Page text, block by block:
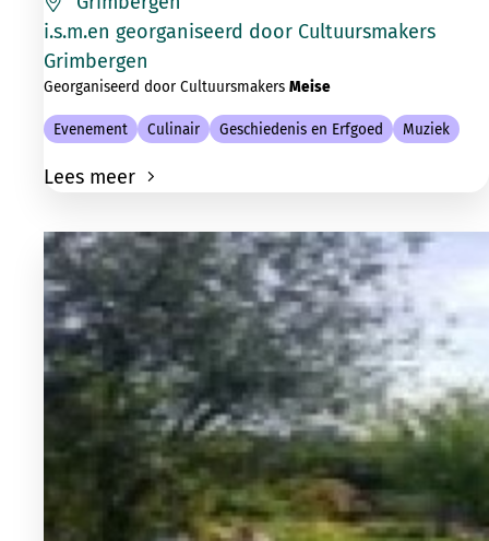
i.s.m.en georganiseerd door Cultuursmakers
Grimbergen
Georganiseerd door Cultuursmakers Meise
Evenement Culinair Geschiedenis en Erfgoed Muziek
Lees meer